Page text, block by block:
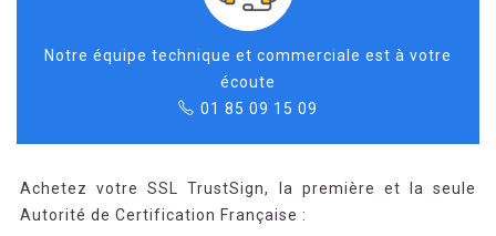
Notre équipe technique et commerciale est à votre
écoute
01 85 09 15 09
Achetez votre SSL TrustSign, la première et la seule
Autorité de Certification Française :